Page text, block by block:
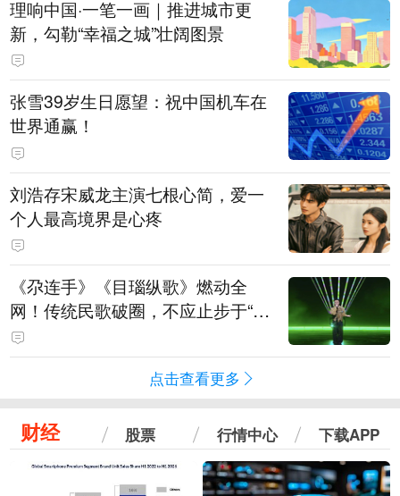
理响中国·一笔一画｜推进城市更
新，勾勒“幸福之城”壮阔图景
张雪39岁生日愿望：祝中国机车在
世界通赢！
刘浩存宋威龙主演七根心简，爱一
个人最高境界是心疼
《尕连手》《目瑙纵歌》燃动全
网！传统民歌破圈，不应止步于“上
头”
点击查看更多
财经 股票 行情中心 下载APP